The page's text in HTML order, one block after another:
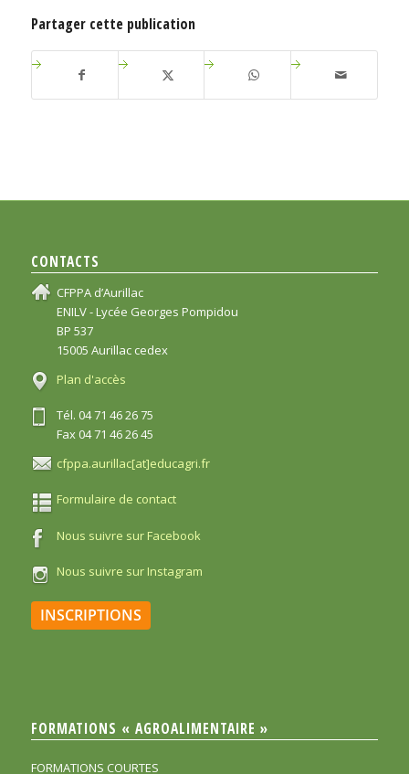
Partager cette publication
CONTACTS
CFPPA d’Aurillac
ENILV - Lycée Georges Pompidou
BP 537
15005 Aurillac cedex
Plan d'accès
Tél. 04 71 46 26 75
Fax 04 71 46 26 45
cfppa.aurillac[at]educagri.fr
Formulaire de contact
Nous suivre sur Facebook
Nous suivre sur Instagram
INSCRIPTIONS
FORMATIONS « AGROALIMENTAIRE »
FORMATIONS COURTES